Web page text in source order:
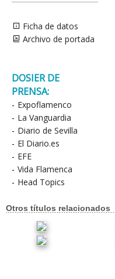
Ficha de datos
Archivo de portada
DOSIER DE
PRENSA:
- Expoflamenco
- La Vanguardia
- Diario de Sevilla
- El Diario.es
- EFE
- Vida Flamenca
- Head Topics
Otros títulos relacionados